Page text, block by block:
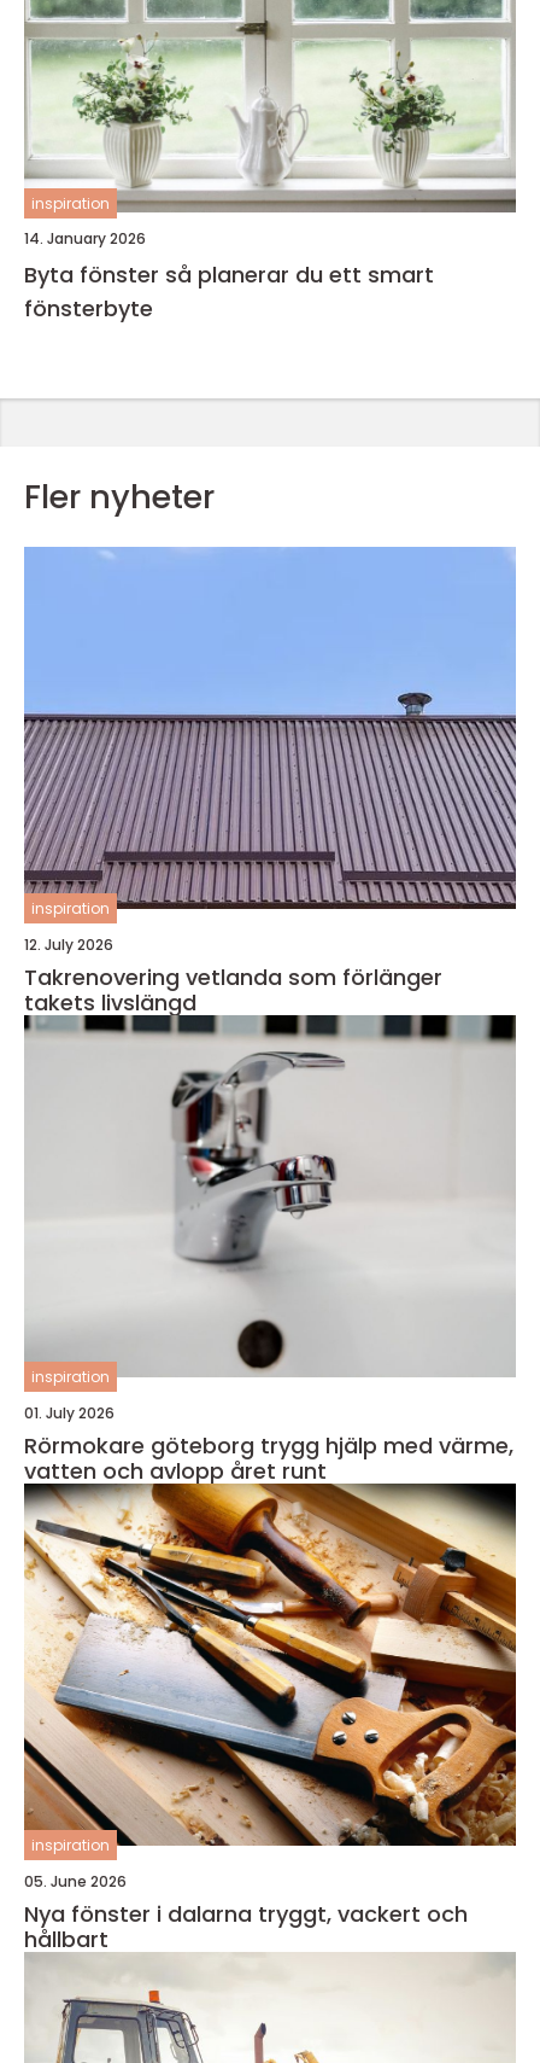
inspiration
14. January 2026
Byta fönster så planerar du ett smart
fönsterbyte
Fler nyheter
inspiration
12. July 2026
Takrenovering vetlanda som förlänger
takets livslängd
inspiration
01. July 2026
Rörmokare göteborg trygg hjälp med värme,
vatten och avlopp året runt
inspiration
05. June 2026
Nya fönster i dalarna tryggt, vackert och
hållbart